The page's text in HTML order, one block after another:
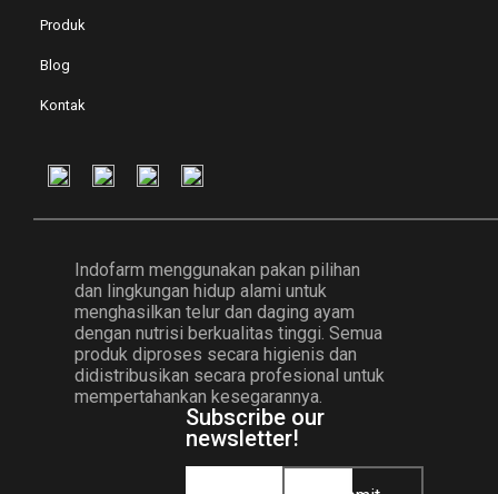
Produk
Blog
Kontak
Indofarm menggunakan pakan pilihan
dan lingkungan hidup alami untuk
menghasilkan telur dan daging ayam
dengan nutrisi berkualitas tinggi. Semua
produk diproses secara higienis dan
didistribusikan secara profesional untuk
mempertahankan kesegarannya.
Subscribe our
newsletter!